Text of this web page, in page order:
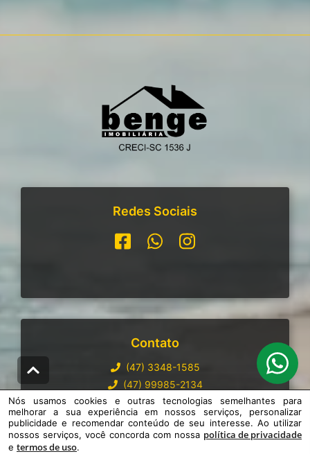
Redes Sociais
Contato
(47) 3348-1585
(47) 99985-2134
atendimento@imobiliariabenge.com.br
Nós usamos cookies e outras tecnologias semelhantes para
melhorar a sua experiência em nossos serviços, personalizar
publicidade e recomendar conteúdo de seu interesse. Ao utilizar
nossos serviços, você concorda com nossa política de privacidade
e termos de uso.